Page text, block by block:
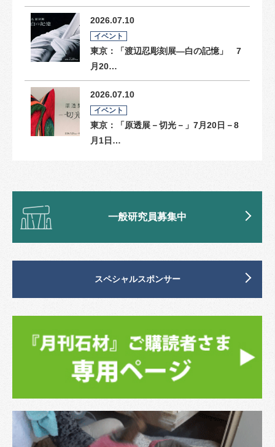
2026.07.10
イベント
東京：「渡辺忍彫刻展―白の記憶」 7
月20…
2026.07.10
イベント
東京：「原透展－切光－」7月20日－8
月1日…
一般研究員募集中
スペシャルスポンサー